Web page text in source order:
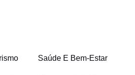
Saúde E Bem-Estar